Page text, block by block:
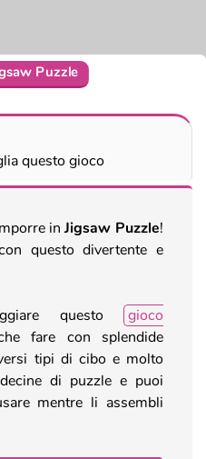
Puzzle
questo gioco
inJigsaw Puzzle!
questo divertente e
questo
gioco
fare con splendide
tipi di cibo e molto
di puzzle e puoi
mentre li assembli